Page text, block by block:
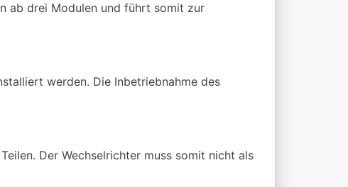
ab drei Modulen und führt somit zur
werden. Die Inbetriebnahme des
Der Wechselrichter muss somit nicht als